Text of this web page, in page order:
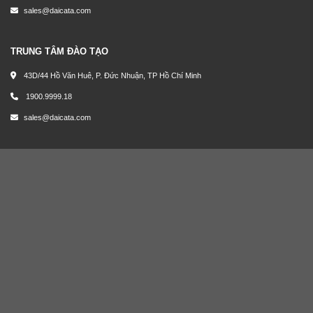
sales@daicata.com
TRUNG TÂM ĐÀO TẠO
43D/44 Hồ Văn Huê, P. Đức Nhuận, TP Hồ Chí Minh
1900.9999.18
sales@daicata.com